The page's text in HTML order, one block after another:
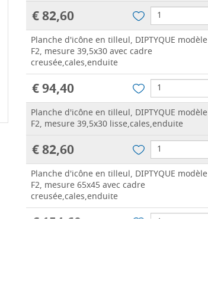
€ 82,60
Planche d'icône en tilleul, DIPTYQUE modèle
F2, mesure 39,5x30 avec cadre
creusée,cales,enduite
€ 94,40
Planche d'icône en tilleul, DIPTYQUE modèle
F2, mesure 39,5x30 lisse,cales,enduite
€ 82,60
Planche d'icône en tilleul, DIPTYQUE modèle
F2, mesure 65x45 avec cadre
creusée,cales,enduite
€ 154,60